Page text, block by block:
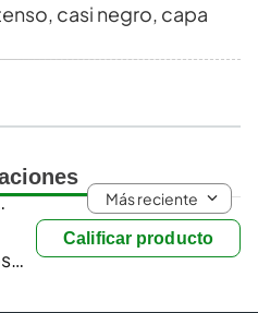
casi negro, capa
Calificar producto
Más reciente